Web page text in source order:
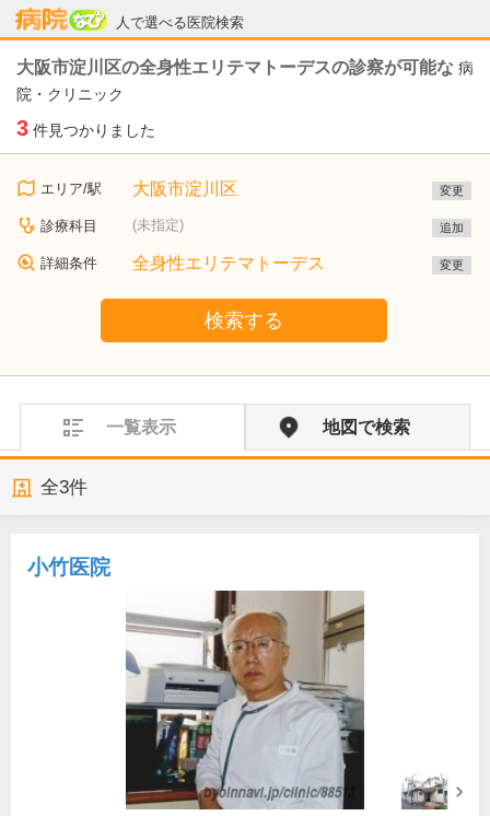
人で選べる医院検索
病院なび
大阪市淀川区の全身性エリテマトーデスの診察が可能な 病
院・クリニック
3 件見つかりました
エリア/駅 大阪市淀川区 変更
診療科目 (未指定) 追加
詳細条件 全身性エリテマトーデス 変更
検索する
一覧表示 地図で検索
全3件
小竹医院